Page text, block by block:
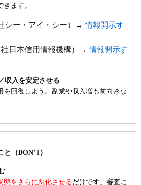
ます。
シー・アイ・シー）→情報開示す
社日本信用情報機構）→情報開示す
収入を安定させる
を回復しよう。副業や収入増も前向きな
（DON’T）
態をさらに悪化させるだけです。審査に